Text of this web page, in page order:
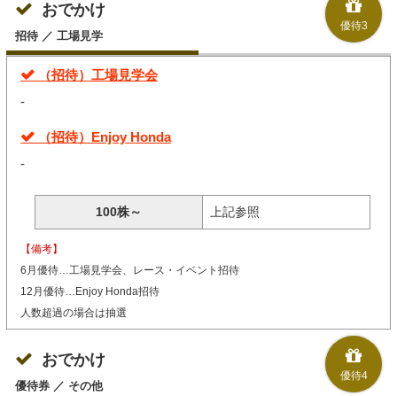
優待3
おでかけ
招待 ／ 工場見学
（招待）工場見学会
-
（招待）Enjoy Honda
-
100株～ 上記参照
【備考】
6月優待…工場見学会、レース・イベント招待
12月優待…Enjoy Honda招待
人数超過の場合は抽選
優待4
おでかけ
優待券 ／ その他